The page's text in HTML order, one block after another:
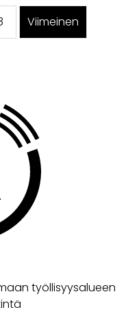
Viimeinen
työllisyysalueen